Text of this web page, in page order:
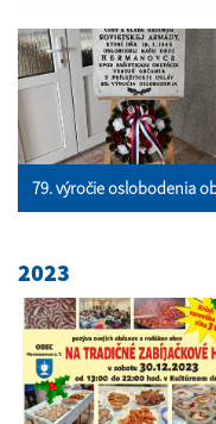
79. výročie oslobodenia
2023